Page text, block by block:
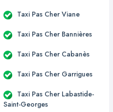
Taxi Pas Cher Viane
Taxi Pas Cher Bannières
Taxi Pas Cher Cabanès
Taxi Pas Cher Garrigues
Taxi Pas Cher Labastide-
Saint-Georges